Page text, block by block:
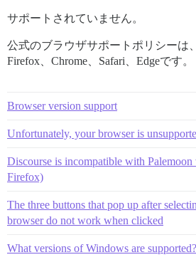
サポートされていません。
公式のブラウザサポートポリシーは
Firefox、Chrome、Safari、Edgeです。
Browser version support
Unfortunately, your browser is
Discourse is incompatible with
Firefox)
The three buttons that pop up after
browser do not work when clicked
What versions of Windows are supported?